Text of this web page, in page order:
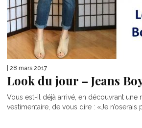
| 28 mars 2017
Look du jour – Jeans
Vous est-il déjà arrivé, en découvrant une
vestimentaire, de vous dire : «Je n’oserais